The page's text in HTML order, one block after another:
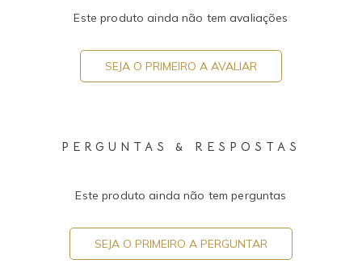
Este produto ainda não tem avaliações
SEJA O PRIMEIRO A AVALIAR
PERGUNTAS & RESPOSTAS
Este produto ainda não tem perguntas
SEJA O PRIMEIRO A PERGUNTAR